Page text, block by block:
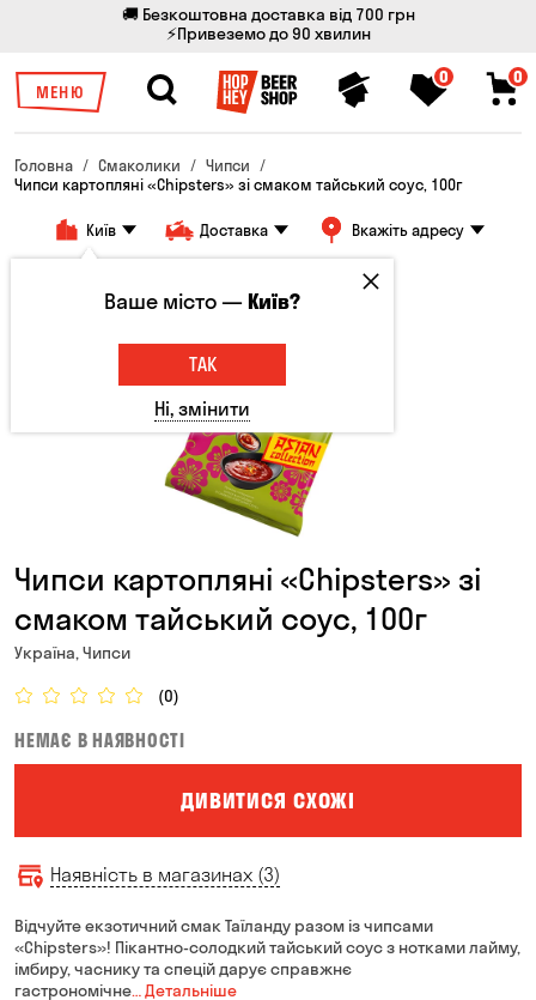
🚚 Безкоштовна доставка від 700 грн
⚡Привеземо до 90 хвилин
МЕНЮ
0 0
Головна Смаколики
Чипси
Чипси картопляні «Chipsters» зі смаком тайський соус, 100г
Київ Доставка Вкажіть адресу
Чипси картопляні «Chipsters» зі
смаком тайський соус, 100г
Україна, Чипси
(0)
НЕМАЄ В НАЯВНОСТІ
ДИВИТИСЯ СХОЖІ
Наявність в магазинах (3)
Відчуйте екзотичний смак Таїланду разом із чипсами
«Chipsters»! Пікантно-солодкий тайський соус з нотками лайму,
імбиру, часнику та спецій дарує справжнє
гастрономічне… Детальніше
Ваше місто —Київ?
ТАК
Ні, змінити